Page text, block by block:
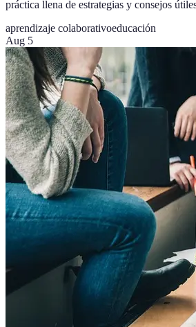
práctica llena de estrategias y consejos
aprendizaje colaborativoeducación
Aug 5